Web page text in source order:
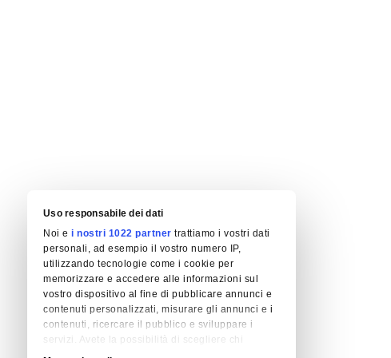
Uso responsabile dei dati
Noi ei nostri 1022 partner trattiamo i vostri dati
personali, ad esempio il vostro numero IP,
utilizzando tecnologie come i cookie per
memorizzare e accedere alle informazioni sul
vostro dispositivo al fine di pubblicare annunci e
contenuti personalizzati, misurare gli annunci e i
contenuti, ricercare il pubblico e sviluppare i
servizi. Avete la possibilità di scegliere chi
utilizza i vostri dati e per quali scopi. Le vostre